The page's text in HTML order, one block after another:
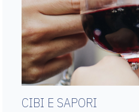
CIBI E SAPORI